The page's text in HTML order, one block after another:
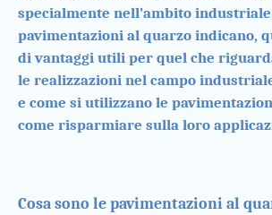
specialmente nell’ambito
pavimentazioni al quarzo indicano,
di vantaggi utili per quel che
le realizzazioni nel campo
e come si utilizzano le
come risparmiare sulla loro
Cosa sono le pavimentazioni al